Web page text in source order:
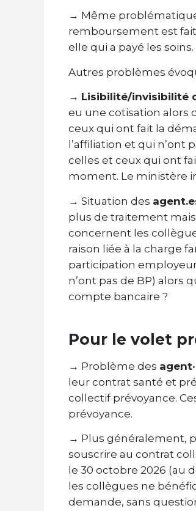
→ Même
remboursement est fait
elle qui a payé les soins.
Autres problèmes
→ Lisibilité/invisibilité
eu une cotisation alors
ceux qui ont fait la
l’affiliation et qui
celles et ceux qui ont
moment. Le ministère
→ Situation des
plus de traitement mais
concernent les
raison liée à la charge
participation
n’ont pas de BP) alors
compte bancaire ?
Pour le volet
→ Problème des
leur contrat santé et
collectif prévoyance.
prévoyance.
→ Plus généralement,
souscrire au contrat
le 30 octobre 2026 (au
les collègues ne
demande, sans